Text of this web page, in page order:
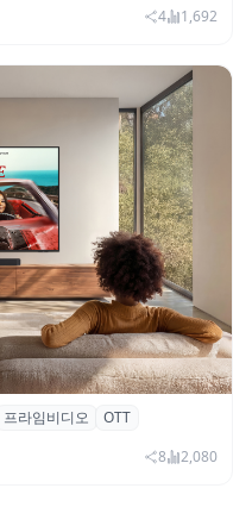
4 1,692
디오에 ‘HDR10+
프라임비디오
OTT
8 2,080